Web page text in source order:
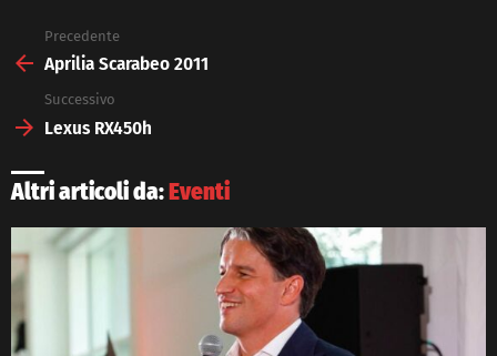
more
Precedente
Aprilia Scarabeo 2011
Successivo
Lexus RX450h
Altri articoli da:Eventi